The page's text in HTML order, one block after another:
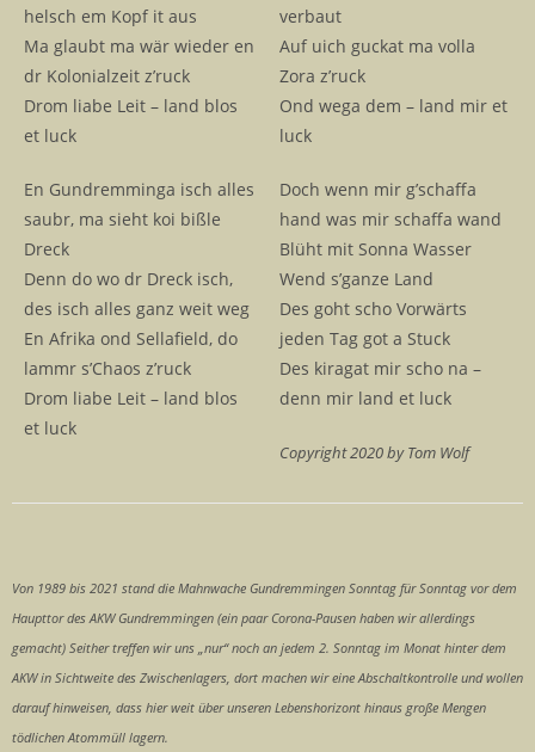
helsch em Kopf it aus
Ma glaubt ma wär wieder en
dr Kolonialzeit z’ruck
Drom liabe Leit – land blos
et luck
En Gundremminga isch alles
saubr, ma sieht koi bißle
Dreck
Denn do wo dr Dreck isch,
des isch alles ganz weit weg
En Afrika ond Sellafield, do
lammr s’Chaos z’ruck
Drom liabe Leit – land blos
et luck
verbaut
Auf uich guckat ma volla
Zora z’ruck
Ond wega dem – land mir et
luck
Doch wenn mir g’schaffa
hand was mir schaffa wand
Blüht mit Sonna Wasser
Wend s’ganze Land
Des goht scho Vorwärts
jeden Tag got a Stuck
Des kiragat mir scho na –
denn mir land et luck
Copyright 2020 by Tom Wolf
Von 1989 bis 2021 stand die Mahnwache Gundremmingen Sonntag für Sonntag vor dem
Haupttor des AKW Gundremmingen (ein paar Corona-Pausen haben wir allerdings
gemacht) Seither treffen wir uns „nur“ noch an jedem 2. Sonntag im Monat hinter dem
AKW in Sichtweite des Zwischenlagers, dort machen wir eine Abschaltkontrolle und wollen
darauf hinweisen, dass hier weit über unseren Lebenshorizont hinaus große Mengen
tödlichen Atommüll lagern.